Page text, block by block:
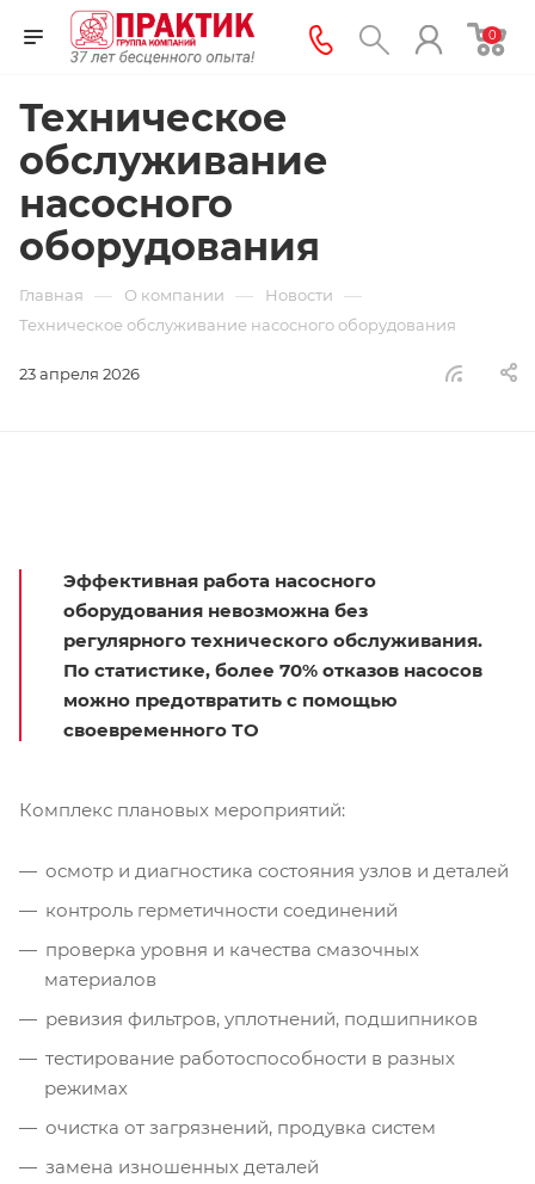
0
Техническое
обслуживание
насосного
оборудования
Главная — О компании — Новости —
Техническое обслуживание насосного оборудования
23 апреля 2026
Эффективная работа насосного
оборудования невозможна без
регулярного технического обслуживания.
По статистике, более 70% отказов насосов
можно предотвратить с помощью
своевременного ТО
Комплекс плановых мероприятий:
осмотр и диагностика состояния узлов и деталей
контроль герметичности соединений
проверка уровня и качества смазочных
материалов
ревизия фильтров, уплотнений, подшипников
тестирование работоспособности в разных
режимах
очистка от загрязнений, продувка систем
замена изношенных деталей